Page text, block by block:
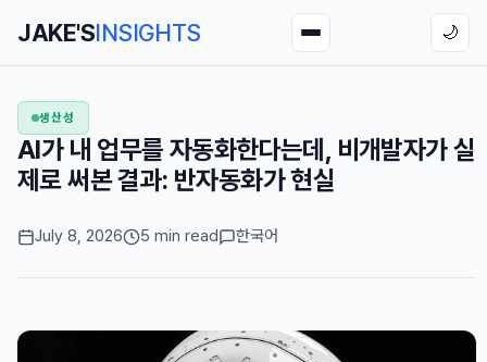
JAKE'SINSIGHTS 🌙
생산성
AI가 내 업무를 자동화한다는데, 비개발자가 실
제로 써본 결과: 반자동화가 현실
July 8, 2026 5 min read 한국어